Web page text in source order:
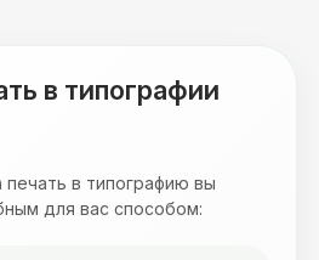
в типографии
печать в типографию вы
для вас способом: